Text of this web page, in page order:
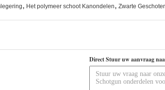
, Het polymeer schoot Kanondelen, Zwarte
Direct Stuur uw aanvraag